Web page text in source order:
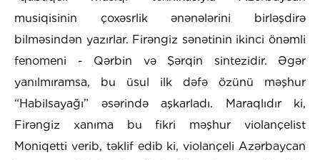
musiqisinin çoxəsrlik ənənələrini birləşdirə
bilməsindən yazırlar. Firəngiz sənətinin ikinci önəmli
fenomeni - Qərbin və Şərqin sintezidir. Əgər
yanılmıramsa, bu üsul ilk dəfə özünü məşhur
“Habilsayağı” əsərində aşkarladı. Maraqlıdır ki,
Firəngiz xanıma bu fikri məşhur violançelist
Moniqetti verib, təklif edib ki, violançeli Azərbaycan